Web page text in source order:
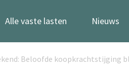
Alle vaste lasten Nieuws
Beloofde koopkrachtstijging